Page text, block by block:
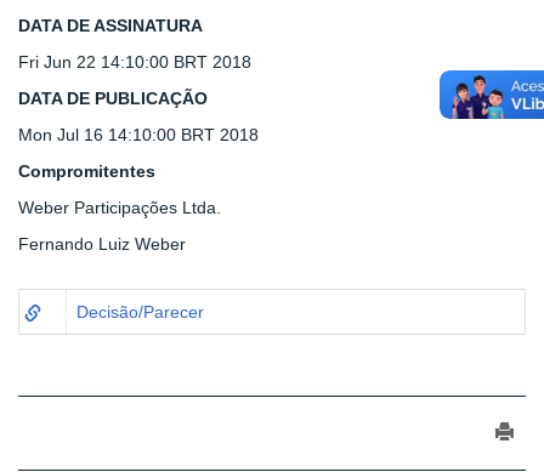
DATA DE ASSINATURA
Fri Jun 22 14:10:00 BRT 2018
DATA DE PUBLICAÇÃO
Mon Jul 16 14:10:00 BRT 2018
Compromitentes
Weber Participações Ltda.
Fernando Luiz Weber
Decisão/Parecer